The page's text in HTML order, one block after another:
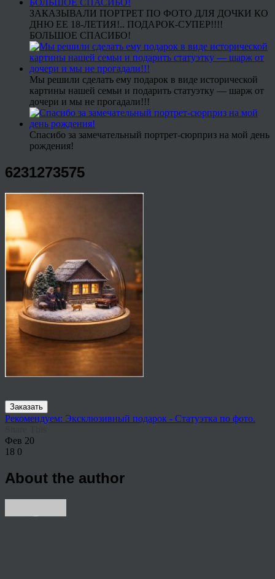
ЗАКАЗЫВАЛИ ПОРТРЕТ ПО ФОТО ДЛЯ ДОЧКИ КО
ДНЮ ЕЕ 18-ЛЕТИЯ!.. ПОДАРОК-СУПЕР!!!!
БОЛЬШОЕ СПАСИБО!
Мы решили сделать ему подарок в виде исторической
картины нашей семьи и подарить статуэтку — шарж от
дочери и мы не прогадали!!!
Спасибо за замечательный портрет-сюрприз на мой день
рождения!
6231273575
Заказать
Рекомендуем: Эксклюзивный подарок - Статуэтка по фото.
Фев 20
18 0
About the author